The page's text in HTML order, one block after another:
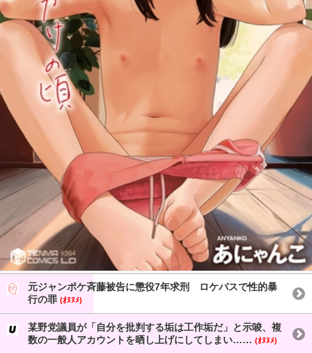
元ジャンポケ斉藤被告に懲役7年求刑 ロケバスで性的暴
行の罪 (ｵﾇﾇﾒ)
某野党議員が「自分を批判する垢は工作垢だ」と示唆、複
数の一般人アカウントを晒し上げにしてしまい…… (ｵﾇﾇﾒ)